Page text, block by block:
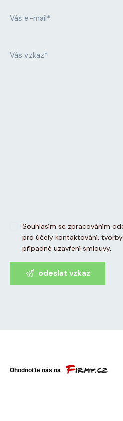
Souhlasím se zpracováním
pro účely kontaktování,
případné uzavření smlouvy.